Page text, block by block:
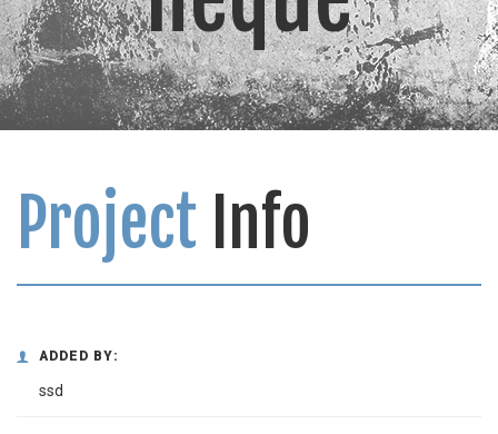
Project Info
ADDED BY:
ssd